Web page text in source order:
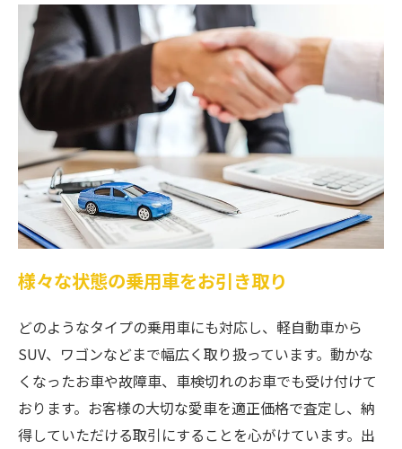
様々な状態の乗用車をお引き取り
どのようなタイプの乗用車にも対応し、軽自動車から
SUV、ワゴンなどまで幅広く取り扱っています。動かな
くなったお車や故障車、車検切れのお車でも受け付けて
おります。お客様の大切な愛車を適正価格で査定し、納
得していただける取引にすることを心がけています。出